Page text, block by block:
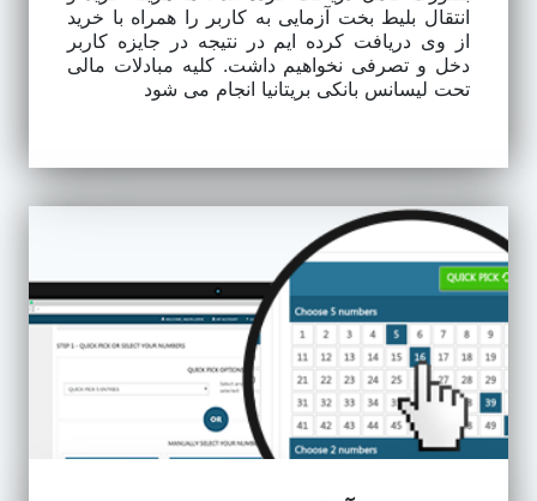
انتقال بلیط بخت آزمایی به کاربر را همراه با خرید
از وی دریافت کرده ایم در نتیجه در جایزه کاربر
دخل و تصرفی نخواهیم داشت. کلیه مبادلات مالی
تحت لیسانس بانکی بریتانیا انجام می شود